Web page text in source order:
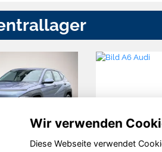
Wir verwenden
Diese Webseite verwendet